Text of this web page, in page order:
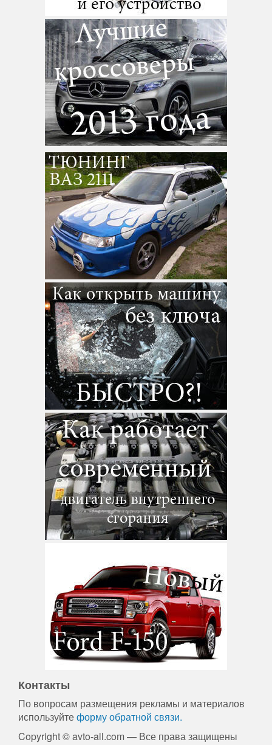
Контакты
По вопросам размещения рекламы и материалов
используйтеформу обратной связи.
Copyright © avto-all.com — Все права защищены